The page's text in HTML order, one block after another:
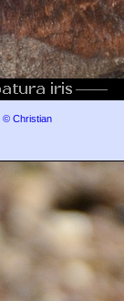
© Christian